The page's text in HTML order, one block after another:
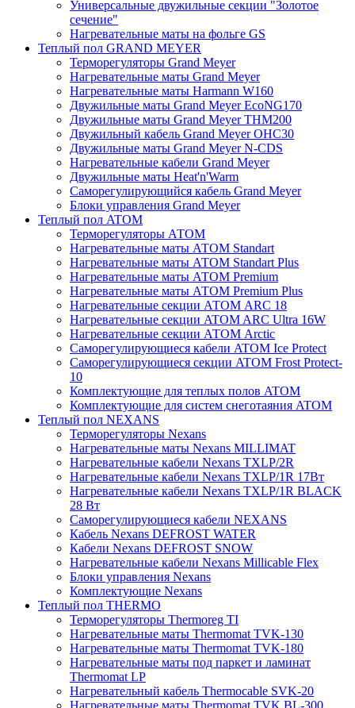
Универсальные двужильные секции "Золотое
сечение"
Нагревательные маты на фольге GS
Теплый пол GRAND MEYER
Терморегуляторы Grand Meyer
Нагревательные маты Grand Meyer
Нагревательные маты Harmann W160
Двужильные маты Grand Meyer EcoNG170
Двужильные маты Grand Meyer THM200
Двужильный кабель Grand Meyer OHC30
Двужильные маты Grand Meyer N-CDS
Нагревательные кабели Grand Meyer
Двужильные маты Heat'n'Warm
Саморегулирующийся кабель Grand Meyer
Блоки управления Grand Meyer
Теплый пол ATOM
Терморегуляторы АТОМ
Нагревательные маты АТОМ Standart
Нагревательные маты АТОМ Standart Plus
Нагревательные маты АТОМ Premium
Нагревательные маты АТОМ Premium Plus
Нагревательные секции АТОМ ARC 18
Нагревательные секции ATOM ARC Ultra 16W
Нагревательные секции АТОМ Arctic
Саморегулирующиеся кабели ATOM Ice Protect
Саморегулирующиеся секции ATOM Frost Protect-
10
Комплектующие для теплых полов ATOM
Комплектующие для систем снеготаяния ATOM
Теплый пол NEXANS
Терморегуляторы Nexans
Нагревательные маты Nexans MILLIMAT
Нагревательные кабели Nexans TXLP/2R
Нагревательные кабели Nexans TXLP/1R 17Вт
Нагревательные кабели Nexans TXLP/1R BLACK
28 Вт
Саморегулирующиеся кабели NEXANS
Кабель Nexans DEFROST WATER
Кабели Nexans DEFROST SNOW
Нагревательные кабели Nexans Millicable Flex
Блоки управления Nexans
Комплектующие Nexans
Теплый пол THERMO
Терморегуляторы Thermoreg TI
Нагревательные маты Thermomat TVK-130
Нагревательные маты Thermomat TVK-180
Нагревательные маты под паркет и ламинат
Thermomat LP
Нагревательный кабель Thermocable SVK-20
Нагревательные маты Thermomat TVK BL-300